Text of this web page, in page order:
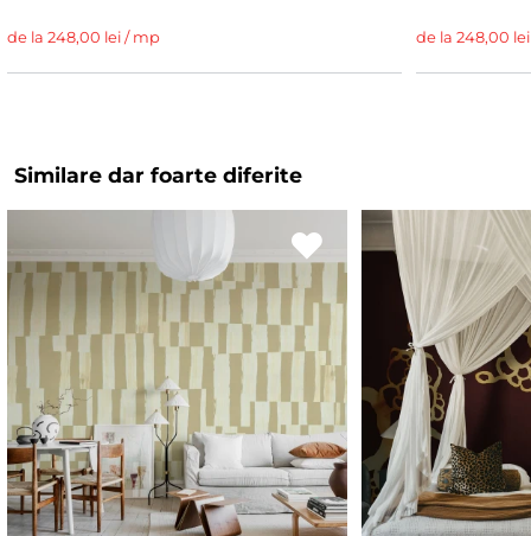
de la 248,00 lei / mp de la 248,00
Similare dar foarte diferite